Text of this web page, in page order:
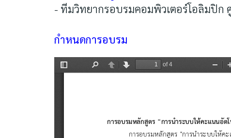
- ทีมวิทยากรอบรมคอมพิวเตอร์โอลิมปิก
กำหนดการอบรม